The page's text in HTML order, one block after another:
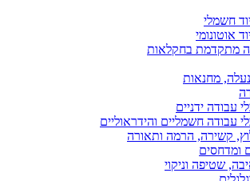
חשמלי
אוטונומי
מתקדמת בחקלאות
מחנאות
עבודה ידניים
עבודה חשמליים והידראוליים
קשירה, הרמה ותאורה
ומדחסים
שטיפה וניקוי